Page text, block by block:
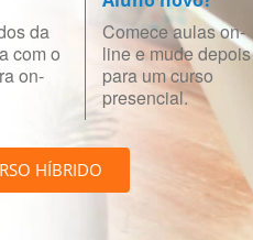
da
com o
on-
Comece aulas on-
line e mude depois
para um curso
presencial.
HÍBRIDO